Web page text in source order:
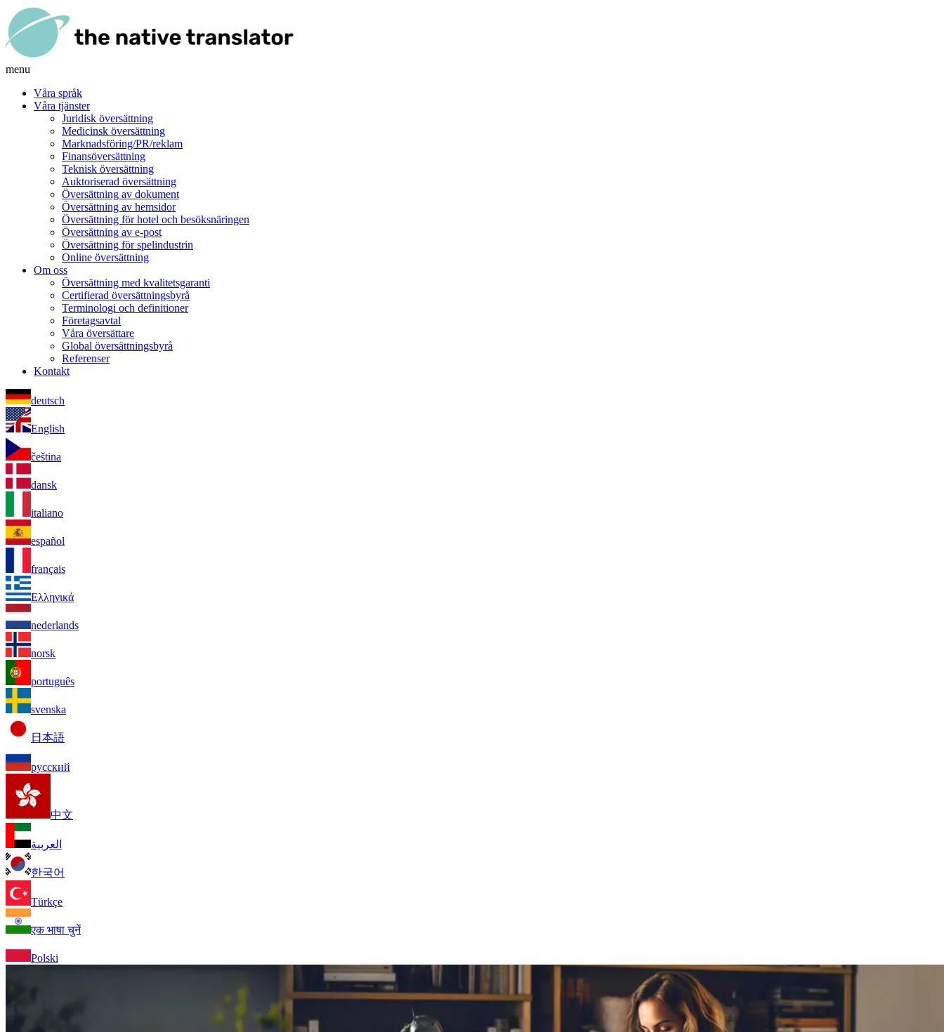
menu
Våra språk
Våra tjänster
Juridisk översättning
Medicinsk översättning
Marknadsföring/PR/reklam
Finansöversättning
Teknisk översättning
Auktoriserad översättning
Översättning av dokument
Översättning av hemsidor
Översättning för hotel och besöksnäringen
Översättning av e-post
Översättning för spelindustrin
Online översättning
Om oss
Översättning med kvalitetsgaranti
Certifierad översättningsbyrå
Terminologi och definitioner
Företagsavtal
Våra översättare
Global översättningsbyrå
Referenser
Kontakt
deutsch
English
čeština
dansk
italiano
español
français
Ελληνικά
nederlands
norsk
português
svenska
日本語
русский
中文
العربية
한국어
Türkçe
एक भाषा चुनें
Polski